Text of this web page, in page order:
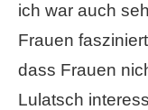
ich war auch
Frauen
dass Frauen
Lulatsch